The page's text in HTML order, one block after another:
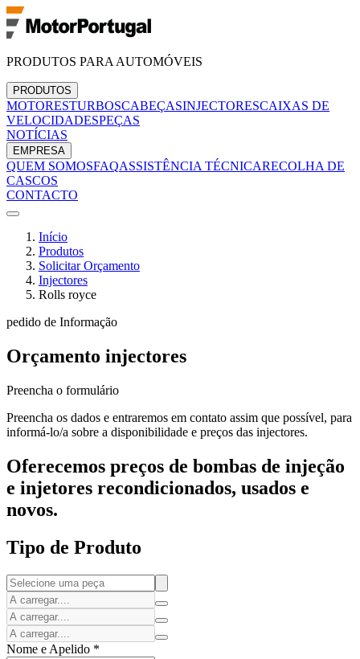
PRODUTOS PARA AUTOMÓVEIS
PRODUTOS
MOTORESTURBOSCABEÇASINJECTORESCAIXAS DE
VELOCIDADESPEÇAS
NOTÍCIAS
EMPRESA
QUEM SOMOSFAQASSISTÊNCIA TÉCNICARECOLHA DE
CASCOS
CONTACTO
Início
Produtos
Solicitar Orçamento
Injectores
Rolls royce
pedido de Informação
Orçamento injectores
Preencha o formulário
Preencha os dados e entraremos em contato assim que possível, para
informá-lo/a sobre a disponibilidade e preços das injectores.
Oferecemos preços de bombas de injeção
e injetores recondicionados, usados e
novos.
Tipo de Produto
Nome e Apelido *